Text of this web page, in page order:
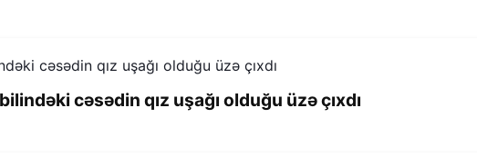
cəsədin qız uşağı olduğu üzə çıxdı